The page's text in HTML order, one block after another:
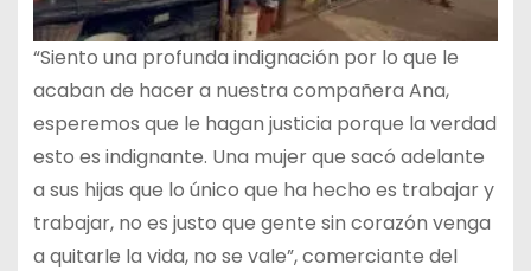
“Siento una profunda indignación por lo que le
acaban de hacer a nuestra compañera Ana,
esperemos que le hagan justicia porque la verdad
esto es indignante. Una mujer que sacó adelante
a sus hijas que lo único que ha hecho es trabajar y
trabajar, no es justo que gente sin corazón venga
a quitarle la vida, no se vale”, comerciante del